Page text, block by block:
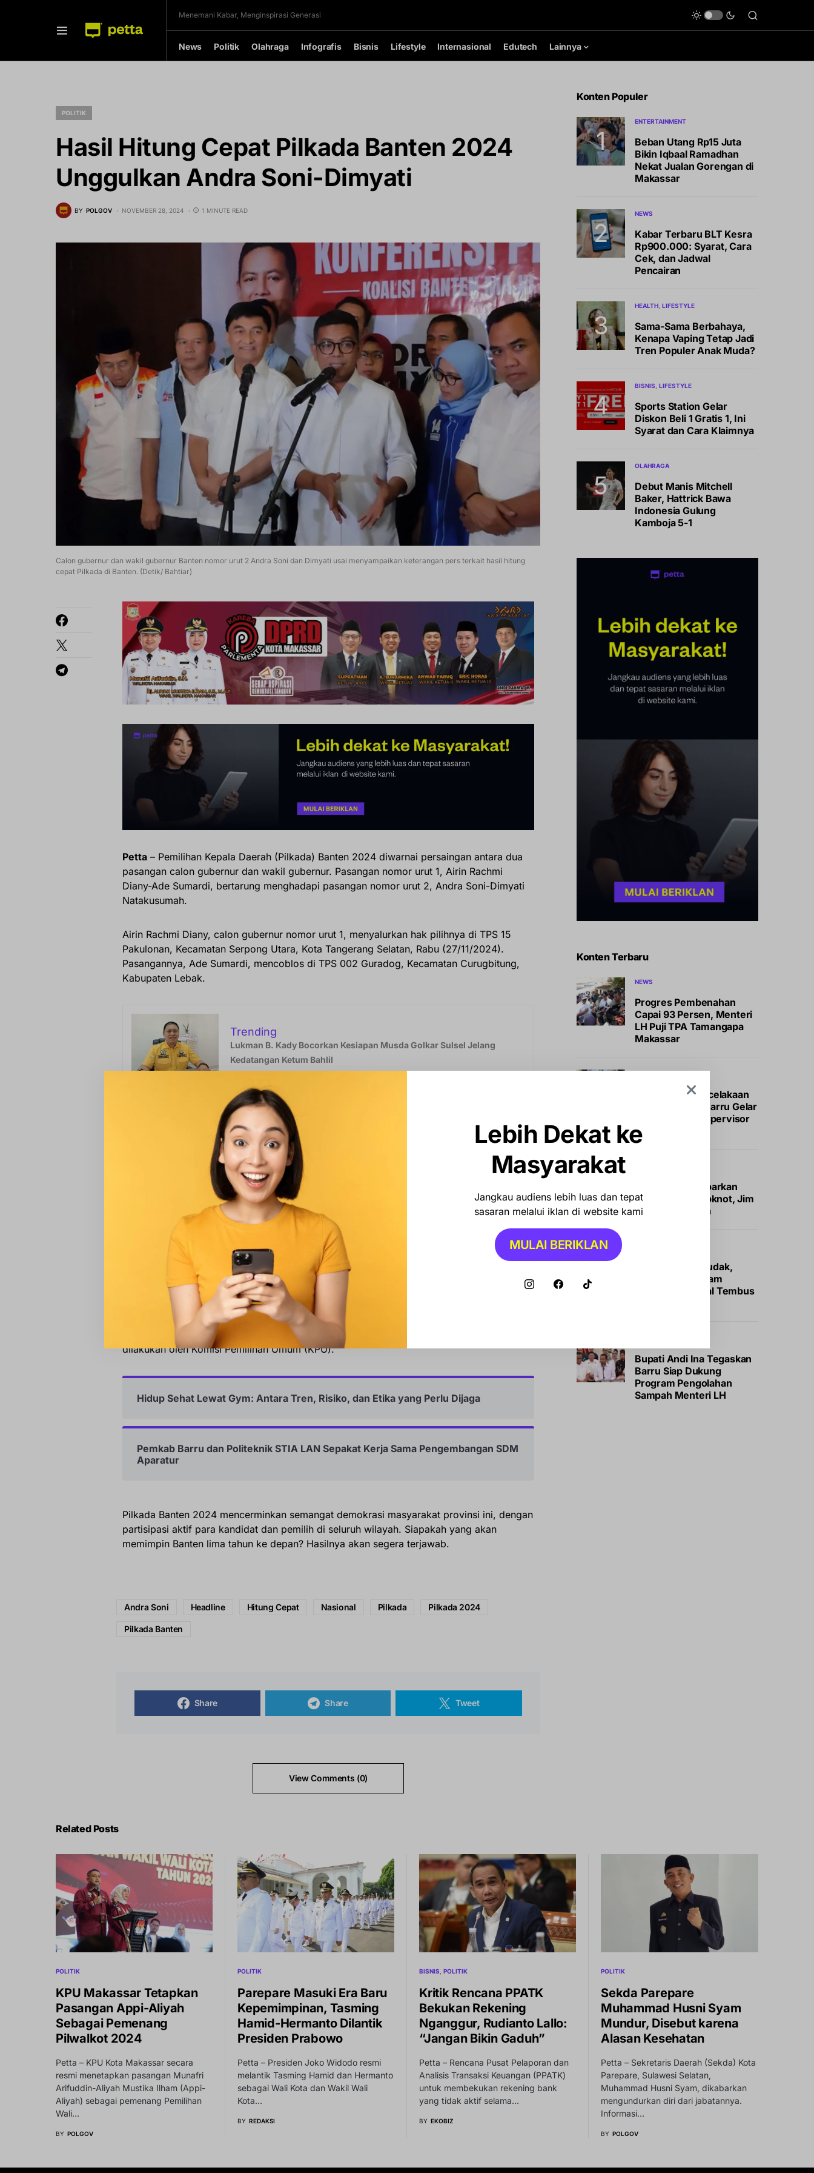
Menemani Kabar, Menginspirasi Generasi
News Politik Olahraga Infografis Bisnis Lifestyle Internasional Edutech Lainnya
POLITIK
Hasil Hitung Cepat Pilkada Banten 2024
Unggulkan Andra Soni-Dimyati
BY POLGOV NOVEMBER 28, 2024 1 MINUTE READ
Calon gubernur dan wakil gubernur Banten nomor urut 2 Andra Soni dan Dimyati usai menyampaikan keterangan pers terkait hasil hitung
cepat Pilkada di Banten. (Detik/ Bahtiar)
Petta – Pemilihan Kepala Daerah (Pilkada) Banten 2024 diwarnai persaingan antara dua
pasangan calon gubernur dan wakil gubernur. Pasangan nomor urut 1, Airin Rachmi
Diany-Ade Sumardi, bertarung menghadapi pasangan nomor urut 2, Andra Soni-Dimyati
Natakusumah.
Airin Rachmi Diany, calon gubernur nomor urut 1, menyalurkan hak pilihnya di TPS 15
Pakulonan, Kecamatan Serpong Utara, Kota Tangerang Selatan, Rabu (27/11/2024).
Pasangannya, Ade Sumardi, mencoblos di TPS 002 Guradog, Kecamatan Curugbitung,
Kabupaten Lebak.
Trending
Lukman B. Kady Bocorkan Kesiapan Musda Golkar Sulsel Jelang
Kedatangan Ketum Bahlil
Di sisi lain, calon gubernur nomor urut 2, Andra Soni, menggunakan hak pilihnya di TPS
29, Ciledug, Kota Tangerang. Pilkada kali ini menjadi ajang penentuan arah
kepemimpinan Provinsi Banten untuk lima tahun ke depan.
Hasil Hitung Cepat
Proses penghitungan suara masih berlangsung, dan hasil hitung cepat dari Charta Politica
28 November 2024, 08:00 WIB . Suara Masuk sebagai berikut:
Airin Rachmi – Ade Sumardi
42%
Andra Sony – Dimyanti
Meski demikian, keputusan resmi tetap menunggu rekapitulasi suara manual yang
dilakukan oleh Komisi Pemilihan Umum (KPU).
Hidup Sehat Lewat Gym: Antara Tren, Risiko, dan Etika yang Perlu Dijaga
Pemkab Barru dan Politeknik STIA LAN Sepakat Kerja Sama Pengembangan SDM
Aparatur
Pilkada Banten 2024 mencerminkan semangat demokrasi masyarakat provinsi ini, dengan
partisipasi aktif para kandidat dan pemilih di seluruh wilayah. Siapakah yang akan
memimpin Banten lima tahun ke depan? Hasilnya akan segera terjawab.
Andra Soni Headline Hitung Cepat Nasional Pilkada Pilkada 2024
Pilkada Banten
Share Share Tweet
View Comments (0)
Konten Populer
ENTERTAINMENT
Beban Utang Rp15 Juta
Bikin Iqbaal Ramadhan
Nekat Jualan Gorengan di
Makassar
NEWS
Kabar Terbaru BLT Kesra
Rp900.000: Syarat, Cara
Cek, dan Jadwal
Pencairan
HEALTH LIFESTYLE
Sama-Sama Berbahaya,
Kenapa Vaping Tetap Jadi
Tren Populer Anak Muda?
BISNIS LIFESTYLE
Sports Station Gelar
Diskon Beli 1 Gratis 1, Ini
Syarat dan Cara Klaimnya
OLAHRAGA
Debut Manis Mitchell
Baker, Hattrick Bawa
Indonesia Gulung
Kamboja 5-1
Konten Terbaru
NEWS
Progres Pembenahan
Capai 93 Persen, Menteri
LH Puji TPA Tamangapa
Makassar
Tekan Risiko Kecelakaan
Kerja, Pemkab Barru Gelar
Sertifikasi K3 Supervisor
Konstruksi
Sid Wilson Dikabarkan
Didepak dari Slipknot, Jim
Root Buka Suara
Peminat Membludak,
Pendaftar Program
Magang Nasional Tembus
Bupati Andi Ina Tegaskan
Barru Siap Dukung
Program Pengolahan
Sampah Menteri LH
Related Posts
POLITIK
KPU Makassar Tetapkan
Pasangan Appi-Aliyah
Sebagai Pemenang
Pilwalkot 2024
Petta – KPU Kota Makassar secara
resmi menetapkan pasangan Munafri
Arifuddin-Aliyah Mustika Ilham (Appi-
Aliyah) sebagai pemenang Pemilihan
Wali…
BY POLGOV
POLITIK
Parepare Masuki Era Baru
Kepemimpinan, Tasming
Hamid-Hermanto Dilantik
Presiden Prabowo
Petta – Presiden Joko Widodo resmi
melantik Tasming Hamid dan Hermanto
sebagai Wali Kota dan Wakil Wali
Kota…
BY REDAKSI
BISNIS POLITIK
Kritik Rencana PPATK
Bekukan Rekening
Nganggur, Rudianto Lallo:
“Jangan Bikin Gaduh”
Petta – Rencana Pusat Pelaporan dan
Analisis Transaksi Keuangan (PPATK)
untuk membekukan rekening bank
yang tidak aktif selama…
BY EKOBIZ
POLITIK
Sekda Parepare
Muhammad Husni Syam
Mundur, Disebut karena
Alasan Kesehatan
Petta – Sekretaris Daerah (Sekda) Kota
Parepare, Sulawesi Selatan,
Muhammad Husni Syam, dikabarkan
mengundurkan diri dari jabatannya.
Informasi…
BY POLGOV
Lebih Dekat ke
Masyarakat
Jangkau audiens lebih luas dan tepat
sasaran melalui iklan di website kami
MULAI BERIKLAN